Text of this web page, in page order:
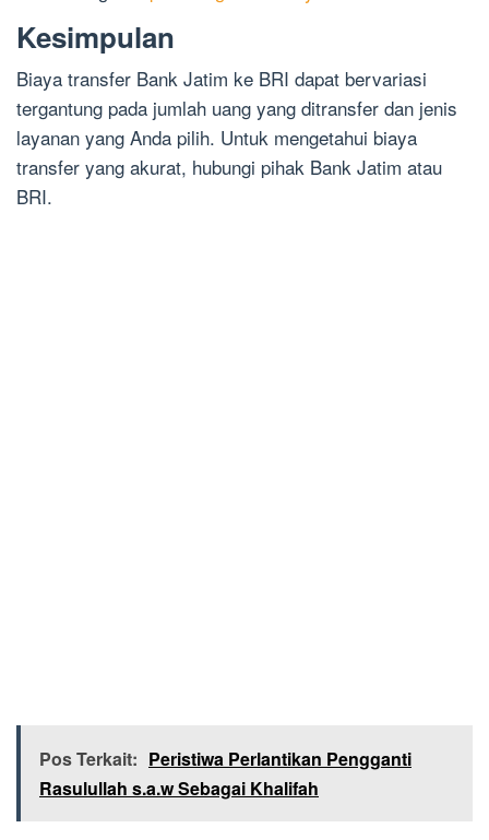
Kesimpulan
Biaya transfer Bank Jatim ke BRI dapat bervariasi
tergantung pada jumlah uang yang ditransfer dan jenis
layanan yang Anda pilih. Untuk mengetahui biaya
transfer yang akurat, hubungi pihak Bank Jatim atau
BRI.
Pos Terkait: Peristiwa Perlantikan Pengganti
Rasulullah s.a.w Sebagai Khalifah